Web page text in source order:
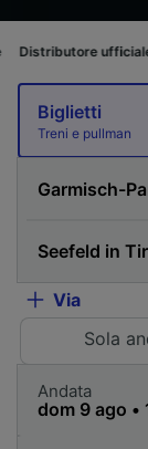
ufficiale
Biglietti
Treni e pullman
Via
Sola
Andata